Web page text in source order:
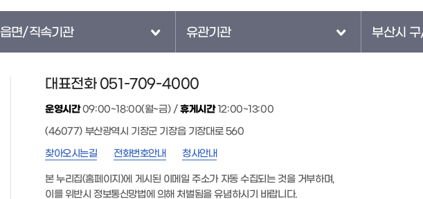
읍면/직속기관 유관기관 부산시
대표전화 051-709-4000
운영시간09:00~18:00(월~금) /휴게시간12:00~13:00
(46077) 부산광역시 기장군 기장읍 기장대로 560
찾아오시는길
전화번호안내 청사안내
본 누리집(홈페이지)에 게시된 이메일 주소가 자동 수집되는 것을 거부하며,
이를 위반시 정보통신망법에 의해 처벌됨을 유념하시기 바랍니다.